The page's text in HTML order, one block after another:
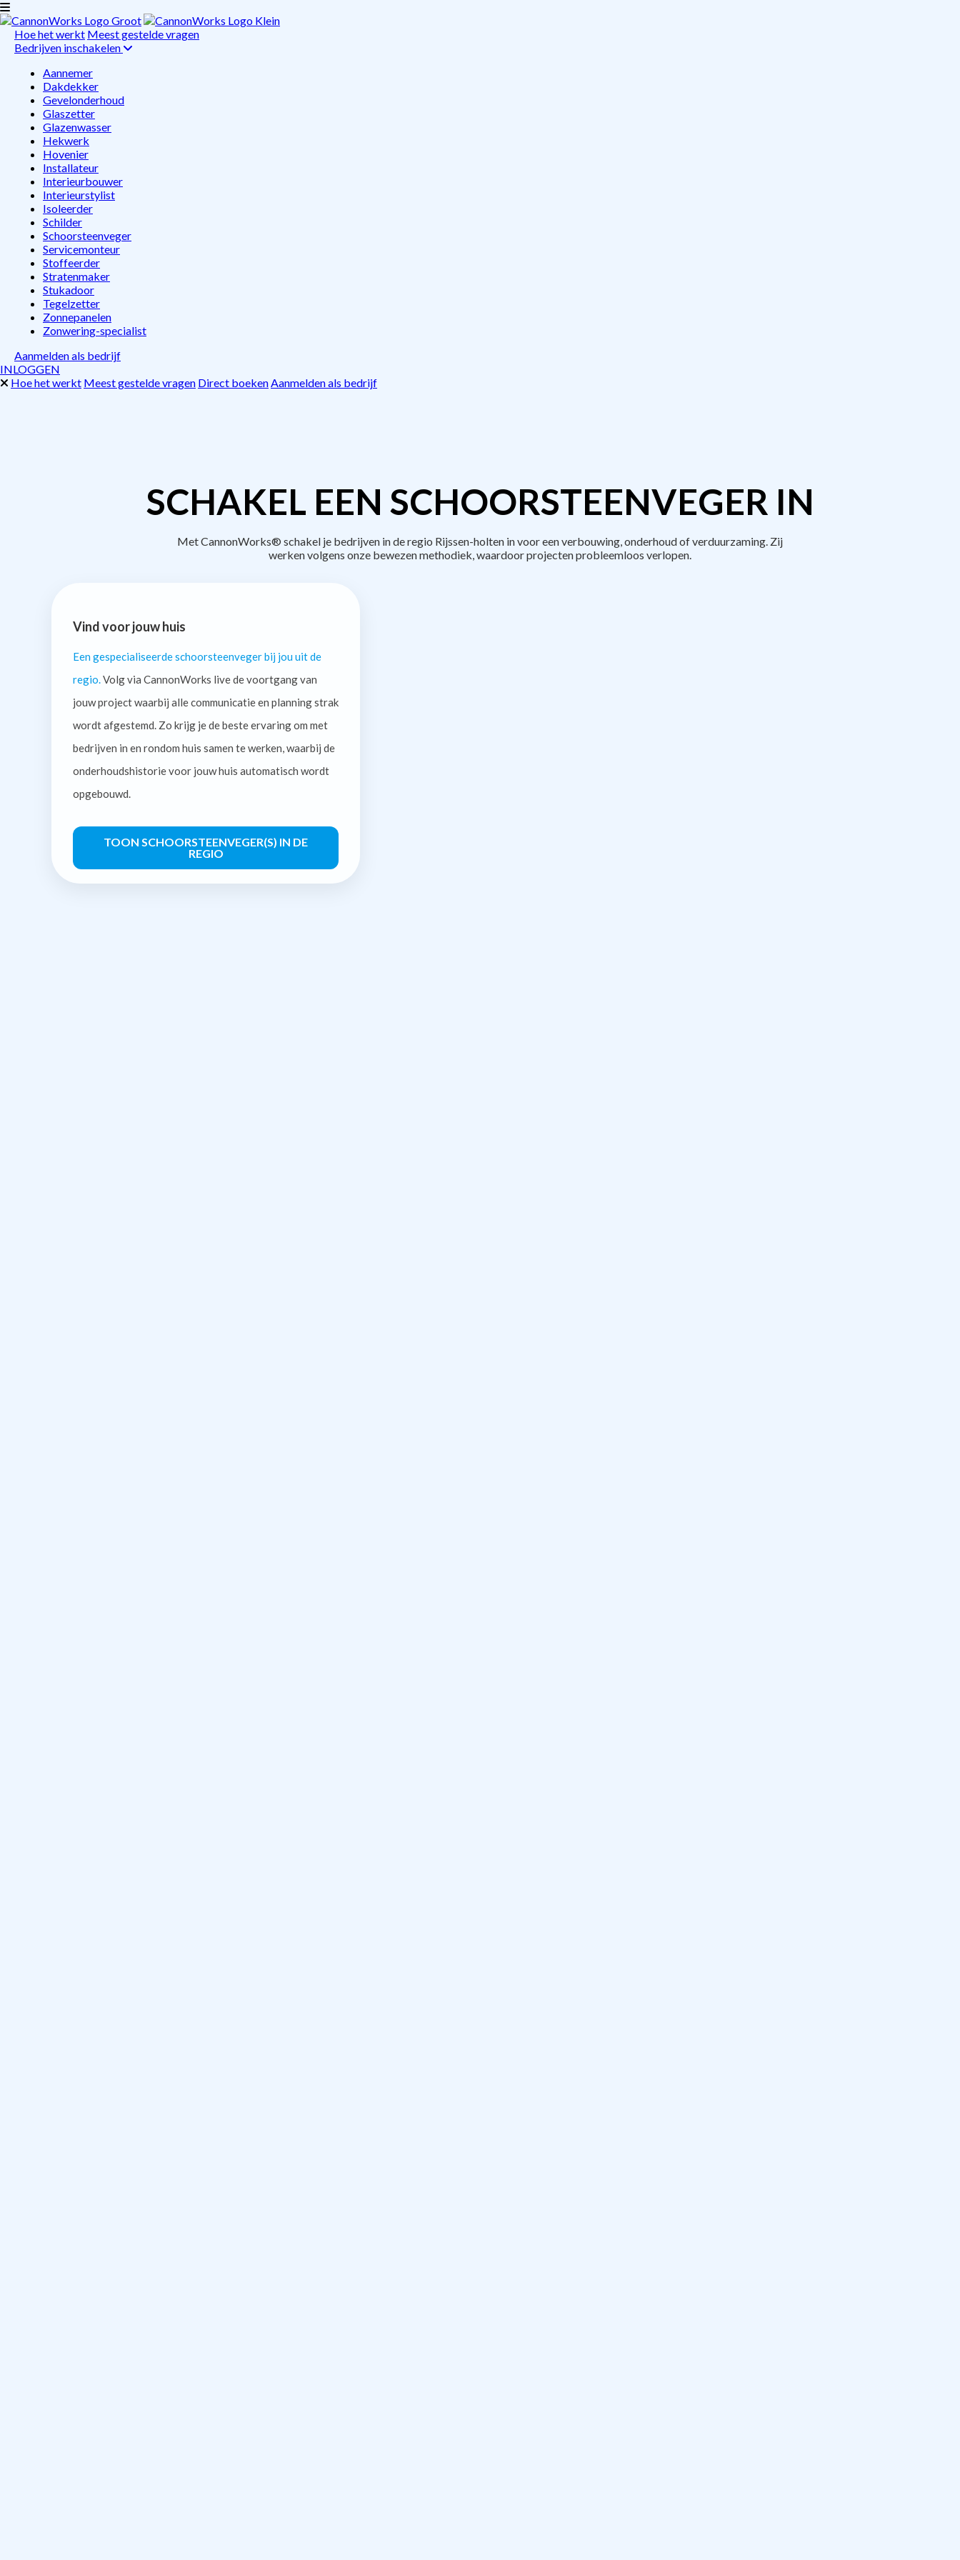
Hoe het werkt Meest gestelde vragen
Bedrijven inschakelen
Aannemer
Dakdekker
Gevelonderhoud
Glaszetter
Glazenwasser
Hekwerk
Hovenier
Installateur
Interieurbouwer
Interieurstylist
Isoleerder
Schilder
Schoorsteenveger
Servicemonteur
Stoffeerder
Stratenmaker
Stukadoor
Tegelzetter
Zonnepanelen
Zonwering-specialist
Aanmelden als bedrijf
INLOGGEN
Hoe het werkt Meest gestelde vragen Direct boekenAanmelden als bedrijf
SCHAKEL EEN SCHOORSTEENVEGER IN
Met CannonWorks® schakel je bedrijven in de regio Rijssen-holten in voor een verbouwing, onderhoud of verduurzaming. Zij
werken volgens onze bewezen methodiek, waardoor projecten probleemloos verlopen.
Vind voor jouw huis
Een gespecialiseerde schoorsteenveger bij jou uit de
regio. Volg via CannonWorks live de voortgang van
jouw project waarbij alle communicatie en planning strak
wordt afgestemd. Zo krijg je de beste ervaring om met
bedrijven in en rondom huis samen te werken, waarbij de
onderhoudshistorie voor jouw huis automatisch wordt
opgebouwd.
TOON SCHOORSTEENVEGER(S) IN DE
REGIO